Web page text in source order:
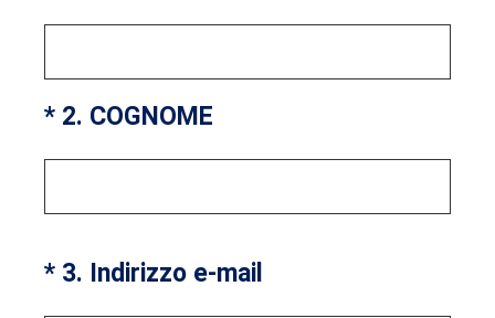
* 2. COGNOME
(Obbligatorio)
* 3. Indirizzo e-mail
(Obbligatorio)